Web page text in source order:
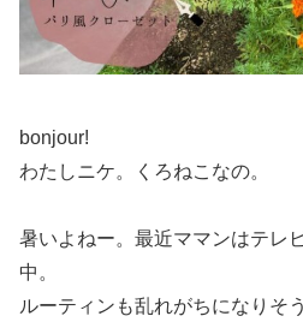
bonjour!
わたしニケ。くろねこなの。
暑いよねー。最近ママンはテレ
中。
ルーティンも乱れがちになりそ